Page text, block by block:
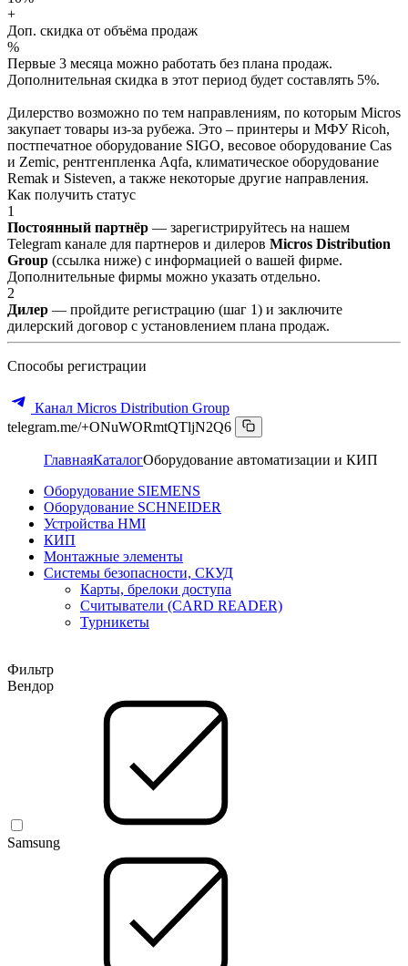
+
Доп. скидка от объёма продаж
%
Первые 3 месяца можно работать без плана продаж.
Дополнительная скидка в этот период будет составлять 5%.
Дилерство возможно по тем направлениям, по которым Micros
закупает товары из-за рубежа. Это – принтеры и МФУ Ricoh,
постпечатное оборудование SIGO, весовое оборудование Cas
и Zemic, рентгенпленка Aqfa, климатическое оборудование
Remak и Sisteven, а также некоторые другие направления.
Как получить статус
1
Постоянный партнёр — зарегистрируйтесь на нашем
Telegram канале для партнеров и дилеров Micros Distribution
Group (ссылка ниже) с информацией о вашей фирме.
Дополнительные фирмы можно указать отдельно.
2
Дилер — пройдите регистрацию (шаг 1) и заключите
дилерский договор с установлением плана продаж.
Способы регистрации
Канал Micros Distribution Group
telegram.me/+ONuWORmtQTljN2Q6
ГлавнаяКаталогОборудование автоматизации и КИП
Оборудование SIEMENS
Оборудование SCHNEIDER
Устройства HMI
КИП
Монтажные элементы
Системы безопасности, СКУД
Карты, брелоки доступа
Считыватели (CARD READER)
Турникеты
Фильтр
Вендор
Samsung